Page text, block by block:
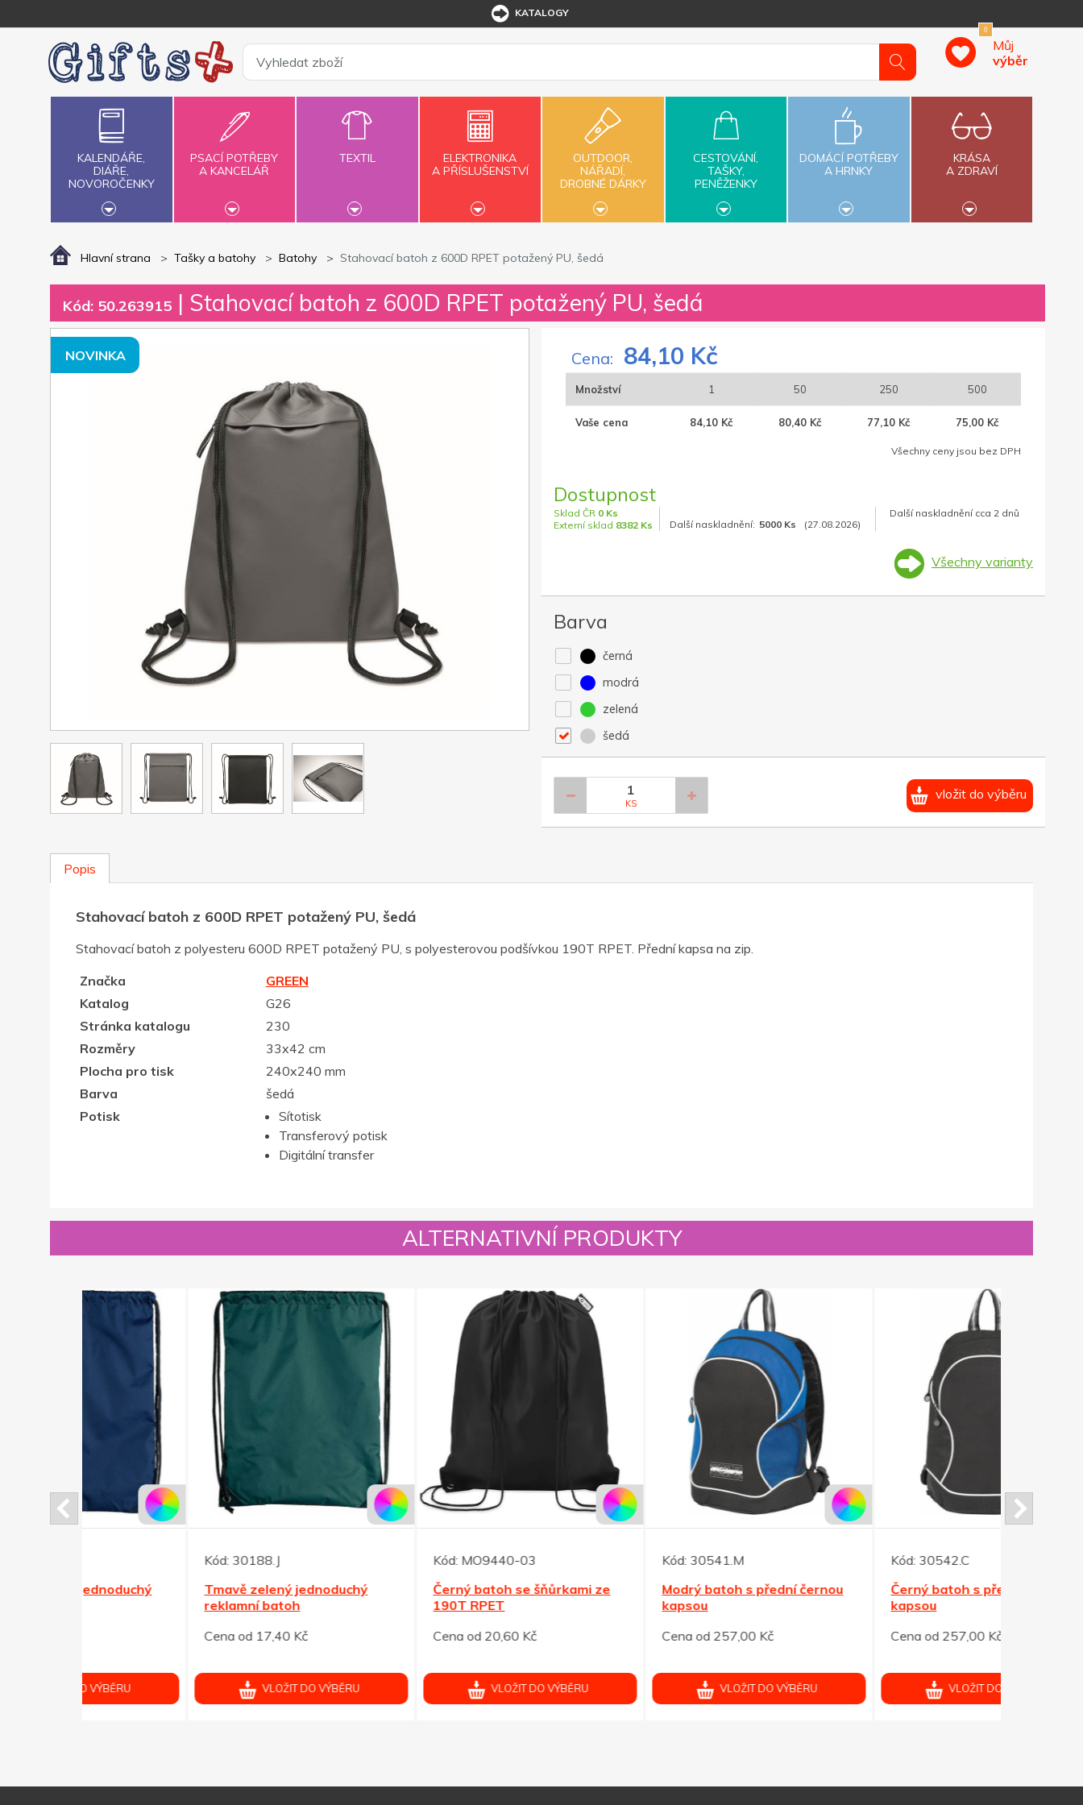
KATALOGY
0
Můj
výběr
KALENDÁŘE,
DIÁŘE,
NOVOROČENKY
PSACÍ POTŘEBY
A KANCELÁŘ
TEXTIL
ELEKTRONIKA
A PŘÍSLUŠENSTVÍ
OUTDOOR,
NÁŘADÍ,
DROBNÉ DÁRKY
CESTOVÁNÍ,
TAŠKY,
PENĚŽENKY
DOMÁCÍ POTŘEBY
A HRNKY
KRÁSA
A ZDRAVÍ
Hlavní strana Tašky a batohy Batohy Stahovací batoh z 600D RPET potažený PU, šedá
Kód: 50.263915 | Stahovací batoh z 600D RPET potažený PU, šedá
NOVINKA Cena: 84,10 Kč
Množství 1 50 250 500
Vaše cena 84,10 Kč 80,40 Kč 77,10 Kč 75,00 Kč
Všechny ceny jsou bez DPH
Dostupnost
Sklad ČR 0 Ks
Externí sklad 8382 Ks Další naskladnění: 5000 Ks (27.08.2026)
Další naskladnění cca 2 dnů
Všechny varianty
Barva
černá
modrá
zelená
šedá
KS
vložit do výběru
Popis
Stahovací batoh z 600D RPET potažený PU, šedá
Stahovací batoh z polyesteru 600D RPET potažený PU, s polyesterovou podšívkou 190T RPET. Přední kapsa na zip.
Značka
GREEN
Katalog
G26
Stránka katalogu
230
Rozměry
33x42 cm
Plocha pro tisk
240x240 mm
Barva
šedá
Potisk
Sítotisk
Transferový potisk
Digitální transfer
ALTERNATIVNÍ PRODUKTY
Tmavě zelený jednoduchý
VLOŽIT DO VÝBĚRU
Černý batoh se šňůrkami ze
VLOŽIT DO VÝBĚRU
Modrý batoh s přední černou
Cena od 257,00 Kč
VLOŽIT DO VÝBĚRU
Černý batoh s přední černou
Cena od 257,00 Kč
VLOŽIT DO VÝBĚRU